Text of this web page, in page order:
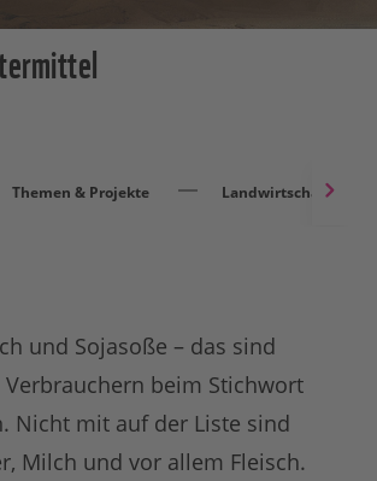
Themen & Projekte Landwirtschaft
und Sojasoße – das sind
Verbrauchern beim Stichwort
Nicht mit auf der Liste sind
Milch und vor allem Fleisch.